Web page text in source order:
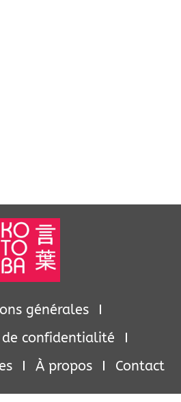
générales
confidentialité
À propos Contact